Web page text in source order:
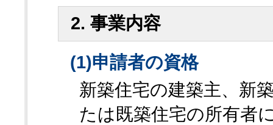
2. 事業内容
(1)申請者の資格
新築住宅の建築主、新
たは既築住宅の所有者